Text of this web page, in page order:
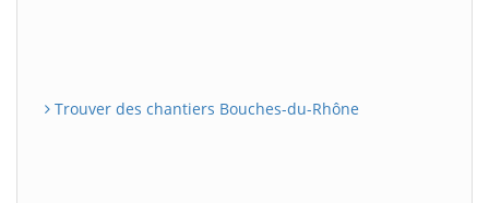
Trouver des chantiers Bouches-du-Rhône